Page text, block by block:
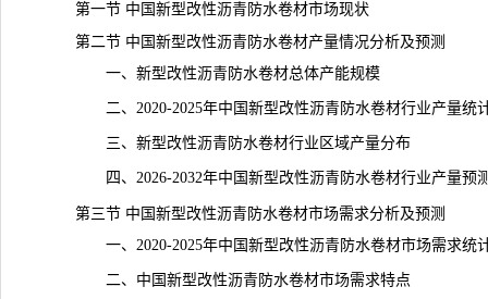
第一节 中国新型改性沥青防水卷材市场现状
第二节 中国新型改性沥青防水卷材产量情况分析及预测
一、新型改性沥青防水卷材总体产能规模
二、2020-2025年中国新型改性沥青防水卷材行业产量统
三、新型改性沥青防水卷材行业区域产量分布
四、2026-2032年中国新型改性沥青防水卷材行业产量预
第三节 中国新型改性沥青防水卷材市场需求分析及预测
一、2020-2025年中国新型改性沥青防水卷材市场需求统
二、中国新型改性沥青防水卷材市场需求特点